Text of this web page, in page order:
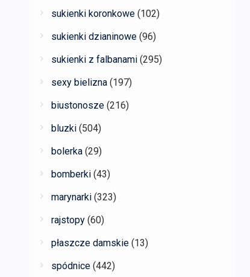
sukienki koronkowe (102)
sukienki dzianinowe (96)
sukienki z falbanami (295)
sexy bielizna (197)
biustonosze (216)
bluzki (504)
bolerka (29)
bomberki (43)
marynarki (323)
rajstopy (60)
płaszcze damskie (13)
spódnice (442)